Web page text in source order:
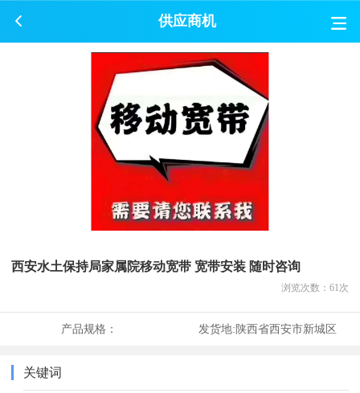
供应商机
西安水土保持局家属院移动宽带 宽带安装 随时咨询
浏览次数： 61 次
产品规格： 发货地:陕西省西安市新城区
关键词